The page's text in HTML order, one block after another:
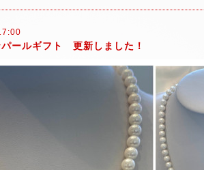
ールギフト 更新しました！